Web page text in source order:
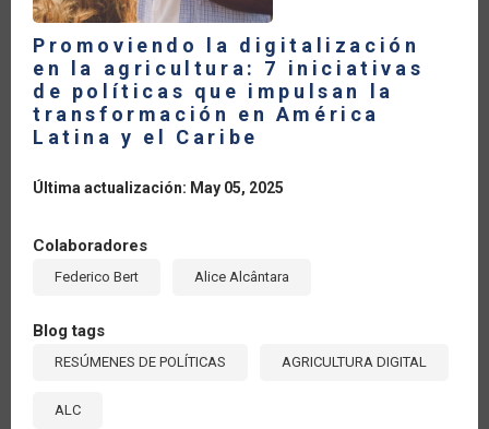
Promoviendo la digitalización
en la agricultura: 7 iniciativas
de políticas que impulsan la
transformación en América
Latina y el Caribe
Última actualización: May 05, 2025
Colaboradores
Federico Bert Alice Alcântara
Blog tags
RESÚMENES DE POLÍTICAS AGRICULTURA DIGITAL
ALC